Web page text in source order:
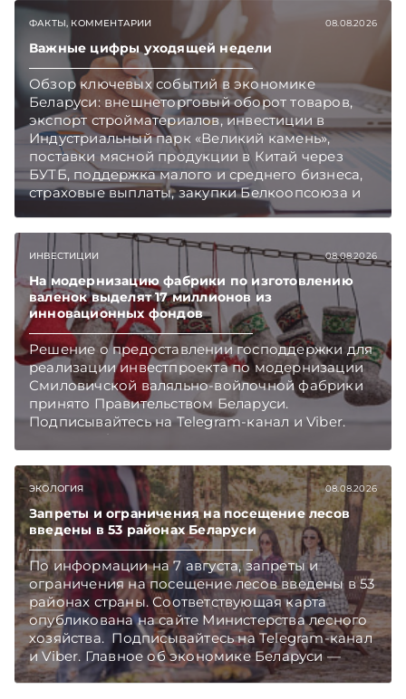
как изменились правила игры в текущем году.
Подписывайтесь на Telegram‑канал и Viber.
Главное об экономике Беларуси — раньше,
чем в новостях TelegramViber
ФАКТЫ, КОММЕНТАРИИ 08.08.2026
Важные цифры уходящей недели
Обзор ключевых событий в экономике
Беларуси: внешнеторговый оборот товаров,
экспорт стройматериалов, инвестиции в
Индустриальный парк «Великий камень»,
поставки мясной продукции в Китай через
БУТБ, поддержка малого и среднего бизнеса,
страховые выплаты, закупки Белкоопсоюза и
рост продаж новых автомобилей.
Главное об экономике Беларуси — раньше,
чем в новостях TelegramViber
ИНВЕСТИЦИИ 08.08.2026
На модернизацию фабрики по изготовлению
валенок выделят 17 миллионов из
инновационных фондов
Решение о предоставлении господдержки для
реализации инвестпроекта по модернизации
Смиловичской валяльно-войлочной фабрики
принято Правительством Беларуси.
Подписывайтесь на Telegram‑канал и Viber.
Главное об экономике Беларуси — раньше,
ЭКОЛОГИЯ 08.08.2026
Запреты и ограничения на посещение лесов
введены в 53 районах Беларуси
По информации на 7 августа, запреты и
ограничения на посещение лесов введены в 53
районах страны. Соответствующая карта
опубликована на сайте Министерства лесного
хозяйства. Подписывайтесь на Telegram‑канал
и Viber. Главное об экономике Беларуси —
раньше, чем в новостях TelegramViber